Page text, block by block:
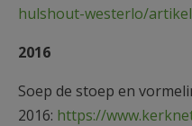
hulshout-westerlo/
2016
Soep de stoep en
2016: https://